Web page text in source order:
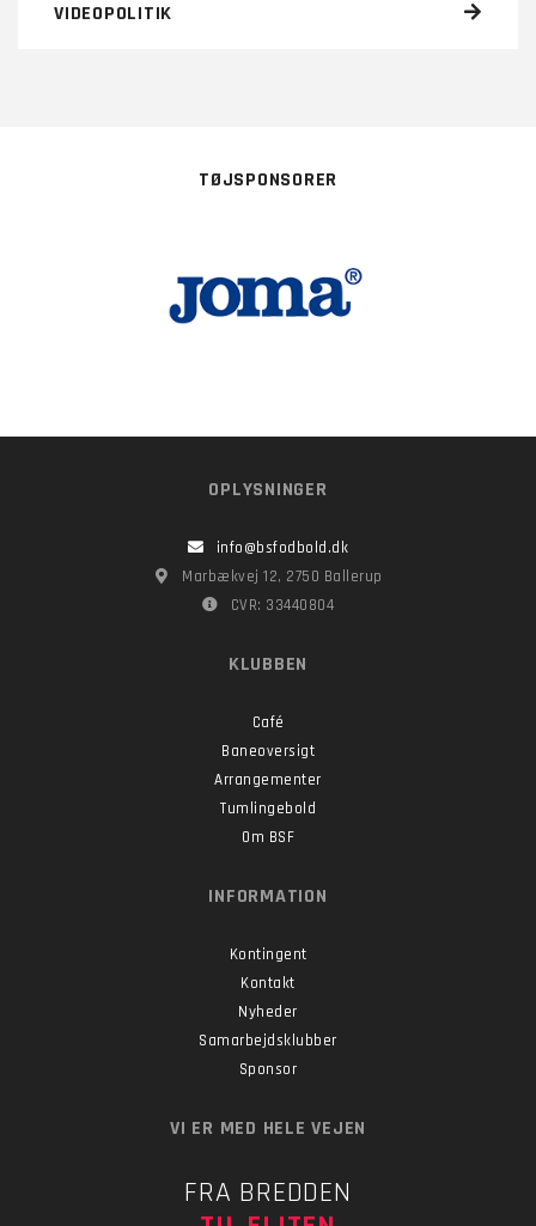
VIDEOPOLITIK
TØJSPONSORER
OPLYSNINGER
info@bsfodbold.dk
Marbækvej 12, 2750 Ballerup
CVR: 33440804
KLUBBEN
Café
Baneoversigt
Arrangementer
Tumlingebold
Om BSF
INFORMATION
Kontingent
Kontakt
Nyheder
Samarbejdsklubber
Sponsor
VI ER MED HELE VEJEN
FRA BREDDEN